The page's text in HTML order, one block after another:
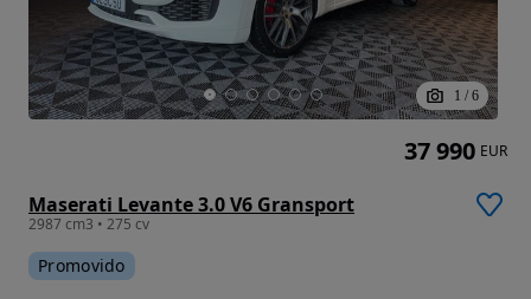
1 / 6
Maserati Levante 3.0 V6 Gransport
2987 cm3 • 275 cv
Promovido
37 990 EUR